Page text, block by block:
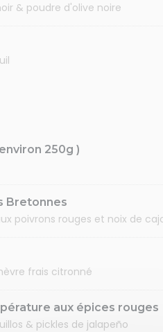
& poudre d'olive noire
250g )
Bretonnes
poivrons rouges et noix de
frais citronné
aux épices rouges
& pickles de jalapeño